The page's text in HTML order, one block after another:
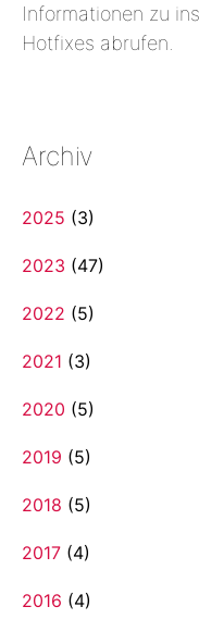
Informationen zu
Hotfixes abrufen.
Archiv
2025 (3)
2023 (47)
2022 (5)
2021 (3)
2020 (5)
2019 (5)
2018 (5)
2017 (4)
2016 (4)